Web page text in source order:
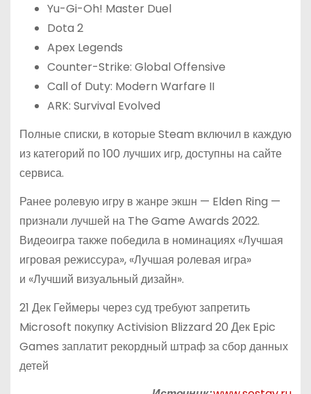
Yu-Gi-Oh! Master Duel
Dota 2
Apex Legends
Counter-Strike: Global Offensive
Call of Duty: Modern Warfare II
ARK: Survival Evolved
Полные списки, в которые Steam включил в каждую
из категорий по 100 лучших игр, доступны на сайте
сервиса.
Ранее ролевую игру в жанре экшн — Elden Ring —
признали лучшей на The Game Awards 2022.
Видеоигра также победила в номинациях «Лучшая
игровая режиссура», «Лучшая ролевая игра»
и «Лучший визуальный дизайн».
21 Дек Геймеры через суд требуют запретить
Microsoft покупку Activision Blizzard 20 Дек Epic
Games заплатит рекордный штраф за сбор данных
детей